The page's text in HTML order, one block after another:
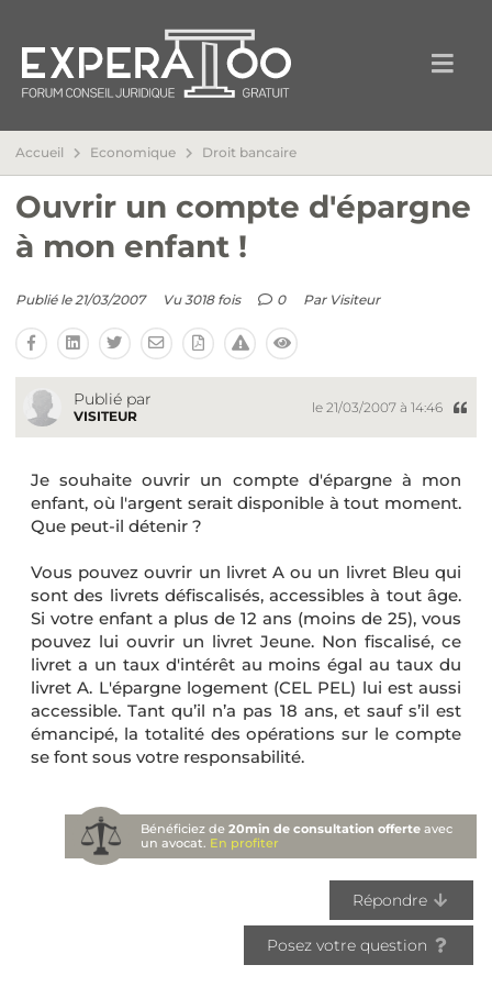
Accueil Economique Droit bancaire
Ouvrir un compte d'épargne
à mon enfant !
Publié le 21/03/2007 Vu 3018 fois 0 Par Visiteur
Publié par
VISITEUR
le 21/03/2007 à 14:46
Je souhaite ouvrir un compte d'épargne à mon
enfant, où l'argent serait disponible à tout moment.
Que peut-il détenir ?
Vous pouvez ouvrir un livret A ou un livret Bleu qui
sont des livrets défiscalisés, accessibles à tout âge.
Si votre enfant a plus de 12 ans (moins de 25), vous
pouvez lui ouvrir un livret Jeune. Non fiscalisé, ce
livret a un taux d'intérêt au moins égal au taux du
livret A. L'épargne logement (CEL PEL) lui est aussi
accessible. Tant qu’il n’a pas 18 ans, et sauf s’il est
émancipé, la totalité des opérations sur le compte
se font sous votre responsabilité.
Bénéficiez de20min de consultation offerte avec
un avocat. En profiter
Répondre
Posez votre question